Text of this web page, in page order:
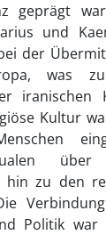
geprägt
und
der
was
iranischen
Kultur
hin zu den
Politik